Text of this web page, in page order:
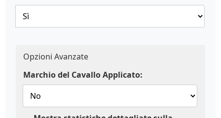
Opzioni Avanzate
Marchio del Cavallo Applicato: